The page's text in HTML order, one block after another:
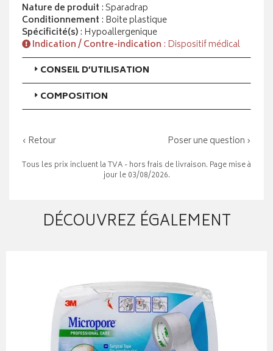
Nature de produit : Sparadrap
Conditionnement : Boite plastique
Spécificité(s): Hypoallergenique
Indication / Contre-indication : Dispositif médical
CONSEIL D’UTILISATION
COMPOSITION
‹ Retour Poser une question ›
Tous les prix incluent la TVA - hors frais de livraison. Page mise à
jour le 03/08/2026.
DÉCOUVREZ ÉGALEMENT